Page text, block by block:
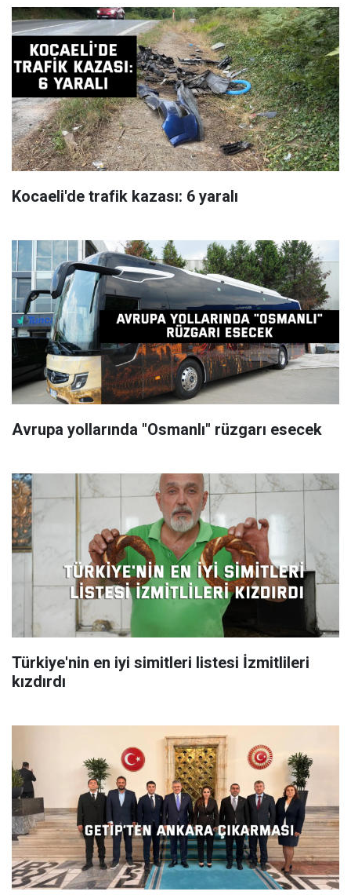
Kocaeli'de trafik kazası: 6 yaralı
Avrupa yollarında "Osmanlı" rüzgarı esecek
Türkiye'nin en iyi simitleri listesi İzmitlileri
kızdırdı